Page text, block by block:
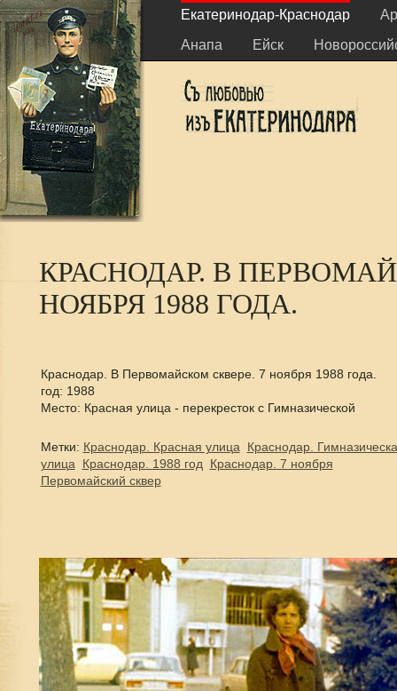
Екатеринодар-Краснодар
Анапа
Ейск
КРАСНОДАР. В
НОЯБРЯ 1988 ГОДА.
Краснодар. В Первомайском сквере. 7 ноября 1988 года.
год: 1988
Место: Красная улица - перекресток с Гимназической
Метки: Краснодар. Красная улица
Краснодар.
улица
Краснодар. 1988 год
Краснодар. 7 ноября
Первомайский сквер